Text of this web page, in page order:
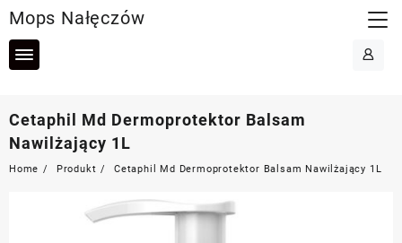
to
content
Mops Nałęczów
Cetaphil Md Dermoprotektor Balsam
Nawilżający 1L
Home Produkt Cetaphil Md Dermoprotektor Balsam Nawilżający 1L